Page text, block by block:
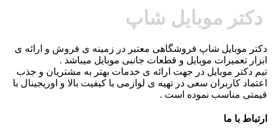
دکتر موبایل شاپ
دکتر موبایل شاپ فروشگاهی معتبر در زمینه ی فروش و ارائه ی
ابزار تعمیرات موبایل و قطعات جانبی موبایل میباشد .
تیم دکتر موبایل در جهت ارائه ی خدمات بهتر به مشتریان و جذب
اعتماد کاربران سعی در تهیه ی لوازمی با کیفیت بالا و اوریجینال با
قیمتی مناسب نموده است .
ارتباط با ما